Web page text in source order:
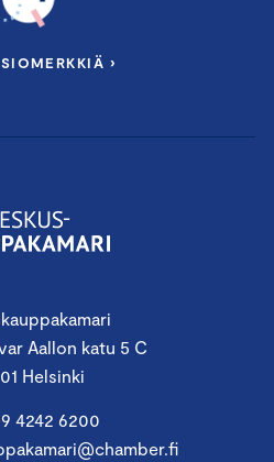
Aallon katu 5 C
Helsinki
4242 6200
›